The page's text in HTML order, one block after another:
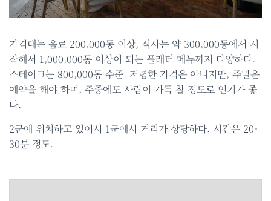
가격대는 음료 200,000동 이상, 식사는 약 300,000동에서 시
작해서 1,000,000동 이상이 되는 플래터 메뉴까지 다양하다.
스테이크는 800,000동 수준. 저렴한 가격은 아니지만, 주말은
예약을 해야 하며, 주중에도 사람이 가득 찰 정도로 인기가 좋
다.
2군에 위치하고 있어서 1군에서 거리가 상당하다. 시간은 20-
30분 정도.